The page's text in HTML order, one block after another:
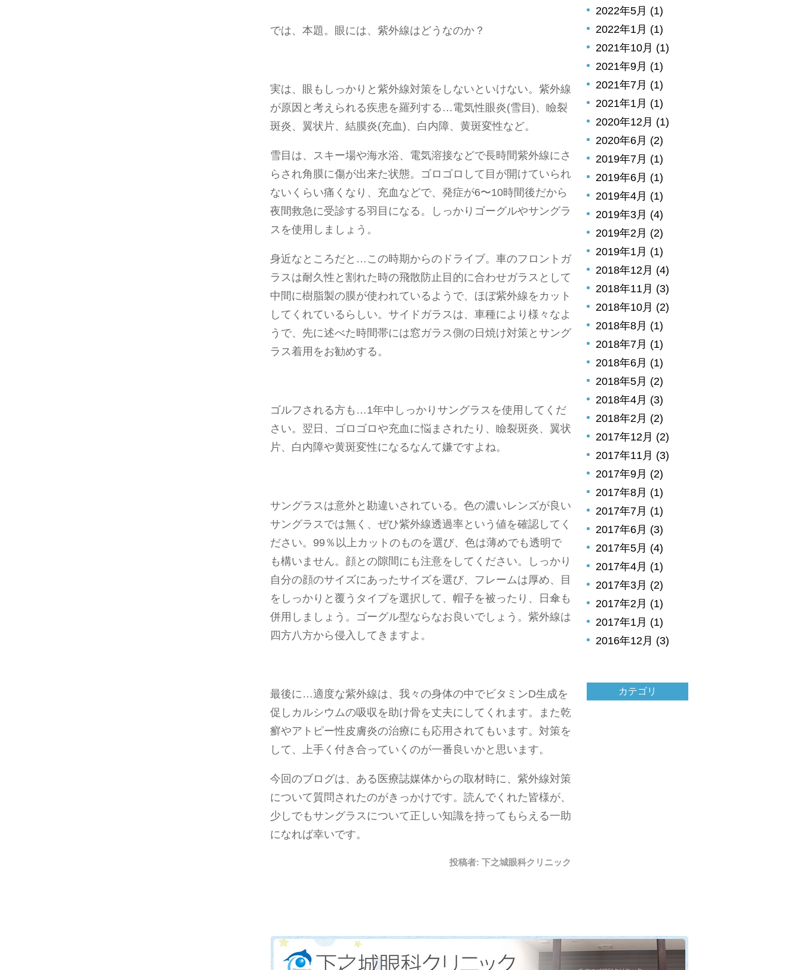
では、本題。眼には、紫外線はどうなのか？
実は、眼もしっかりと紫外線対策をしないといけない。紫外線
が原因と考えられる疾患を羅列する…電気性眼炎(雪目)、瞼裂
斑炎、翼状片、結膜炎(充血)、白内障、黄斑変性など。
雪目は、スキー場や海水浴、電気溶接などで長時間紫外線にさ
らされ角膜に傷が出来た状態。ゴロゴロして目が開けていられ
ないくらい痛くなり、充血などで、発症が6〜10時間後だから
夜間救急に受診する羽目になる。しっかりゴーグルやサングラ
スを使用しましょう。
身近なところだと…この時期からのドライブ。車のフロントガ
ラスは耐久性と割れた時の飛散防止目的に合わせガラスとして
中間に樹脂製の膜が使われているようで、ほぼ紫外線をカット
してくれているらしい。サイドガラスは、車種により様々なよ
うで、先に述べた時間帯には窓ガラス側の日焼け対策とサング
ラス着用をお勧めする。
ゴルフされる方も…1年中しっかりサングラスを使用してくだ
さい。翌日、ゴロゴロや充血に悩まされたり、瞼裂斑炎、翼状
片、白内障や黄斑変性になるなんて嫌ですよね。
サングラスは意外と勘違いされている。色の濃いレンズが良い
サングラスでは無く、ぜひ紫外線透過率という値を確認してく
ださい。99％以上カットのものを選び、色は薄めでも透明で
も構いません。顔との隙間にも注意をしてください。しっかり
自分の顔のサイズにあったサイズを選び、フレームは厚め、目
をしっかりと覆うタイプを選択して、帽子を被ったり、日傘も
併用しましょう。ゴーグル型ならなお良いでしょう。紫外線は
四方八方から侵入してきますよ。
最後に…適度な紫外線は、我々の身体の中でビタミンD生成を
促しカルシウムの吸収を助け骨を丈夫にしてくれます。また乾
癬やアトピー性皮膚炎の治療にも応用されてもいます。対策を
して、上手く付き合っていくのが一番良いかと思います。
今回のブログは、ある医療誌媒体からの取材時に、紫外線対策
について質問されたのがきっかけです。読んでくれた皆様が、
少しでもサングラスについて正しい知識を持ってもらえる一助
になれば幸いです。
投稿者: 下之城眼科クリニック
2022年5月 (1)
2022年1月 (1)
2021年10月 (1)
2021年9月 (1)
2021年7月 (1)
2021年1月 (1)
2020年12月 (1)
2020年6月 (2)
2019年7月 (1)
2019年6月 (1)
2019年4月 (1)
2019年3月 (4)
2019年2月 (2)
2019年1月 (1)
2018年12月 (4)
2018年11月 (3)
2018年10月 (2)
2018年8月 (1)
2018年7月 (1)
2018年6月 (1)
2018年5月 (2)
2018年4月 (3)
2018年2月 (2)
2017年12月 (2)
2017年11月 (3)
2017年9月 (2)
2017年8月 (1)
2017年7月 (1)
2017年6月 (3)
2017年5月 (4)
2017年4月 (1)
2017年3月 (2)
2017年2月 (1)
2017年1月 (1)
2016年12月 (3)
カテゴリ